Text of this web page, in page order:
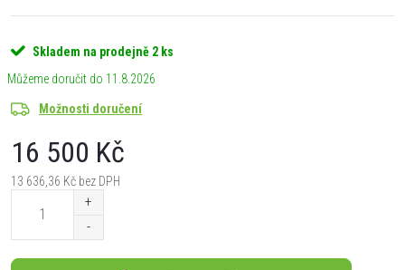
Skladem na prodejně 2 ks
11.8.2026
Možnosti doručení
16 500 Kč
13 636,36 Kč bez DPH